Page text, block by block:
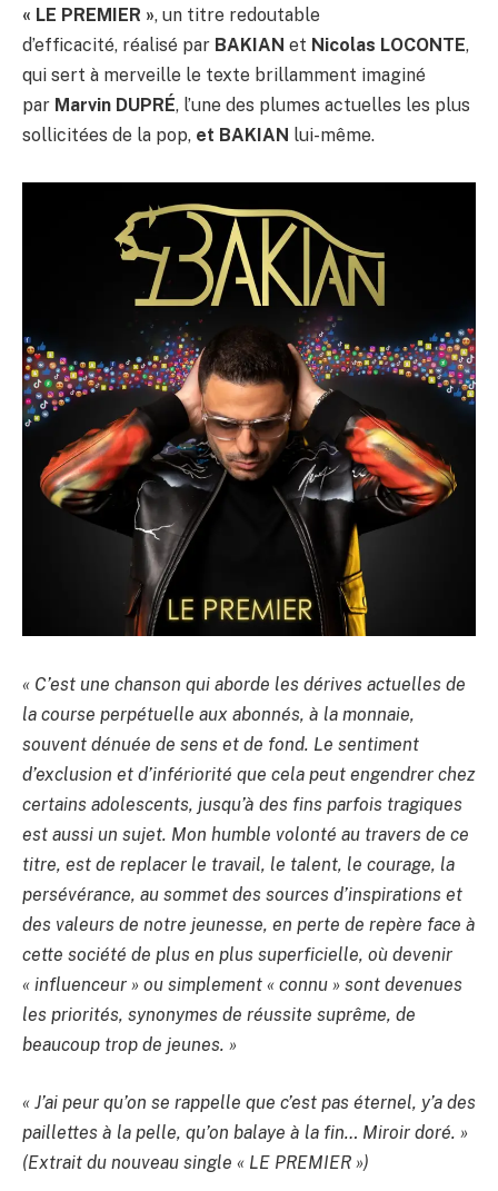
« LE PREMIER », un titre redoutable
d’efficacité, réalisé par BAKIAN et Nicolas LOCONTE,
qui sert à merveille le texte brillamment imaginé
par Marvin DUPRÉ, l’une des plumes actuelles les plus
sollicitées de la pop, et BAKIAN lui-même.
« C’est une chanson qui aborde les dérives actuelles de
la course perpétuelle aux abonnés, à la monnaie,
souvent dénuée de sens et de fond. Le sentiment
d’exclusion et d’infériorité que cela peut engendrer chez
certains adolescents, jusqu’à des fins parfois tragiques
est aussi un sujet. Mon humble volonté au travers de ce
titre, est de replacer le travail, le talent, le courage, la
persévérance, au sommet des sources d’inspirations et
des valeurs de notre jeunesse, en perte de repère face à
cette société de plus en plus superficielle, où devenir
« influenceur » ou simplement « connu » sont devenues
les priorités, synonymes de réussite suprême, de
beaucoup trop de jeunes. »
« J’ai peur qu’on se rappelle que c’est pas éternel, y’a des
paillettes à la pelle, qu’on balaye à la fin… Miroir doré. »
(Extrait du nouveau single « LE PREMIER »)